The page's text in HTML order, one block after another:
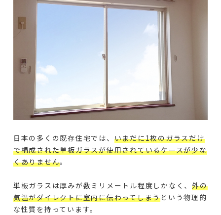
日本の多くの既存住宅では、 いまだに1枚のガラスだけ
で構成された単板ガラスが使用されているケースが少な
くありません。
単板ガラスは厚みが数ミリメートル程度しかなく、外の
気温がダイレクトに室内に伝わってしまうという物理的
な性質を持っています。